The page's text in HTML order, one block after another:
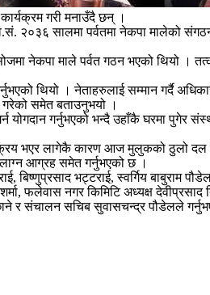
गरी मनाउँदै छन् ।
सालमा पर्वतमा नेकपा मालेको
नेकपा माले पर्वत गठन भएको थियो ।
थियो । नेताहरुलाई सम्मान गर्दै
गरेको समेत बताउनुभयो ।
योगदान गर्नुभएको भन्दै उहाँकै घरमा
भएर लागेकै कारण आज मुलुकको ठुलो
आग्रह समेत गर्नुभएको छ ।
भट्टराई, स्वर्गिय बाबुराम
फलेवास नगर किमिटि अध्यक्ष देवीप्रसाद
र संचालन सचिब सुवासचन्द्र पौडेलले